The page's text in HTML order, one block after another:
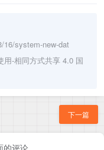
16/system-new-dat
用-相同方式共享 4.0 国
下一篇
的评论